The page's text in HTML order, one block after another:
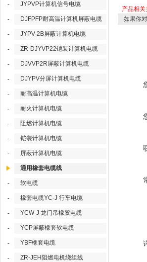
- JYPVP计算机信号电缆
- DJFPFP耐高温计算机屏蔽电缆
- JYPV-2B屏蔽计算机电缆
- ZR-DJYVP22铠装计算机电缆
- DJVVP2R屏蔽计算机电缆
- DJYPV分屏计算机电缆
- 耐高温计算机电缆
- 耐火计算机电缆
- 阻燃计算机电缆
- 铠装计算机电缆
- 屏蔽计算机电缆
通用橡套电缆线
- 软电缆
- 橡套电缆YC-J 行车电缆
- YCW-J 龙门吊橡胶电缆
- YCP屏蔽橡套软电缆
- YBF橡套电缆
- ZR-JEH阻燃电机绕组线
产品相关
如果你对